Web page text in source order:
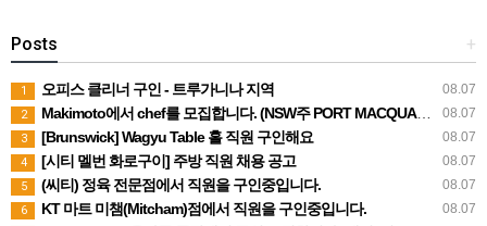
+
Posts
08.07
1 오피스 클리너 구인 - 트루가니나 지역
08.07
2 Makimoto에서 chef를 모집합니다. (NSW주 PORT MACQUARIE)
08.07
3 [Brunswick] Wagyu Table 홀 직원 구인해요
08.07
4 [시티 멜번 화로구이] 주방 직원 채용 공고
08.07
5 (씨티) 정육 전문점에서 직원을 구인중입니다.
08.07
6 KT 마트 미챔(Mitcham)점에서 직원을 구인중입니다.